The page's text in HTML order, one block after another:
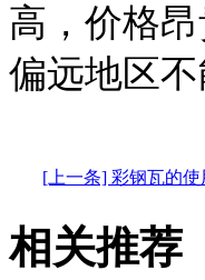
高，价格
偏远地区不
[上一条] 彩钢瓦的使
相关推荐